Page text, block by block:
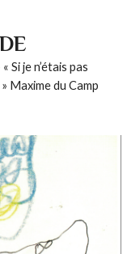
je n’étais pas
Maxime du Camp